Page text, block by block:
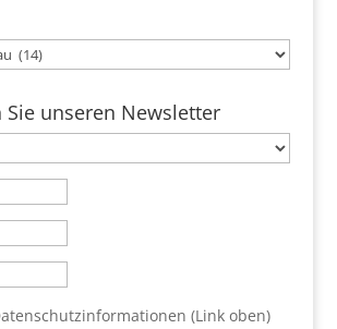
unseren Newsletter
(Link oben)